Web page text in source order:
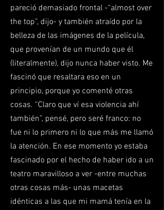
pareció demasiado frontal -“almost over
the top”, dijo- y también atraído por la
belleza de las imágenes de la película,
que provenían de un mundo que él
(literalmente), dijo nunca haber visto. Me
fascinó que resaltara eso en un
principio, porque yo comenté otras
cosas. “Claro que ví esa violencia ahí
también”, pensé, pero seré franco: no
fue ni lo primero ni lo que más me llamó
la atención. En ese momento yo estaba
fascinado por el hecho de haber ido a un
teatro maravilloso a ver -entre muchas
otras cosas más- unas macetas
idénticas a las que mi mamá tenía en la